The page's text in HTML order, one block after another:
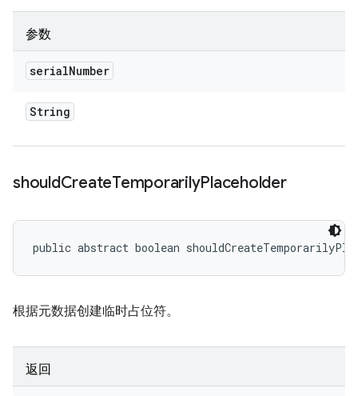
参数
serialNumber
String
shouldCreateTemporarilyPlaceholder
public abstract boolean
根据元数据创建临时占位符。
返回